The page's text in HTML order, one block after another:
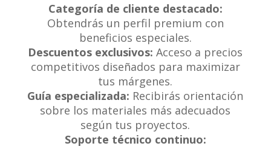
Categoría de cliente destacado:
Obtendrás un perfil premium con
beneficios especiales.
Descuentos exclusivos: Acceso a precios
competitivos diseñados para maximizar
tus márgenes.
Guía especializada: Recibirás orientación
sobre los materiales más adecuados
según tus proyectos.
Soporte técnico continuo: